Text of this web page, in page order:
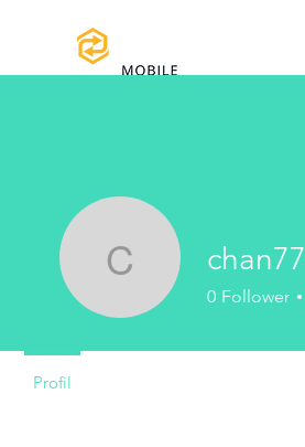
chan77chan77
0 Follower
Profil